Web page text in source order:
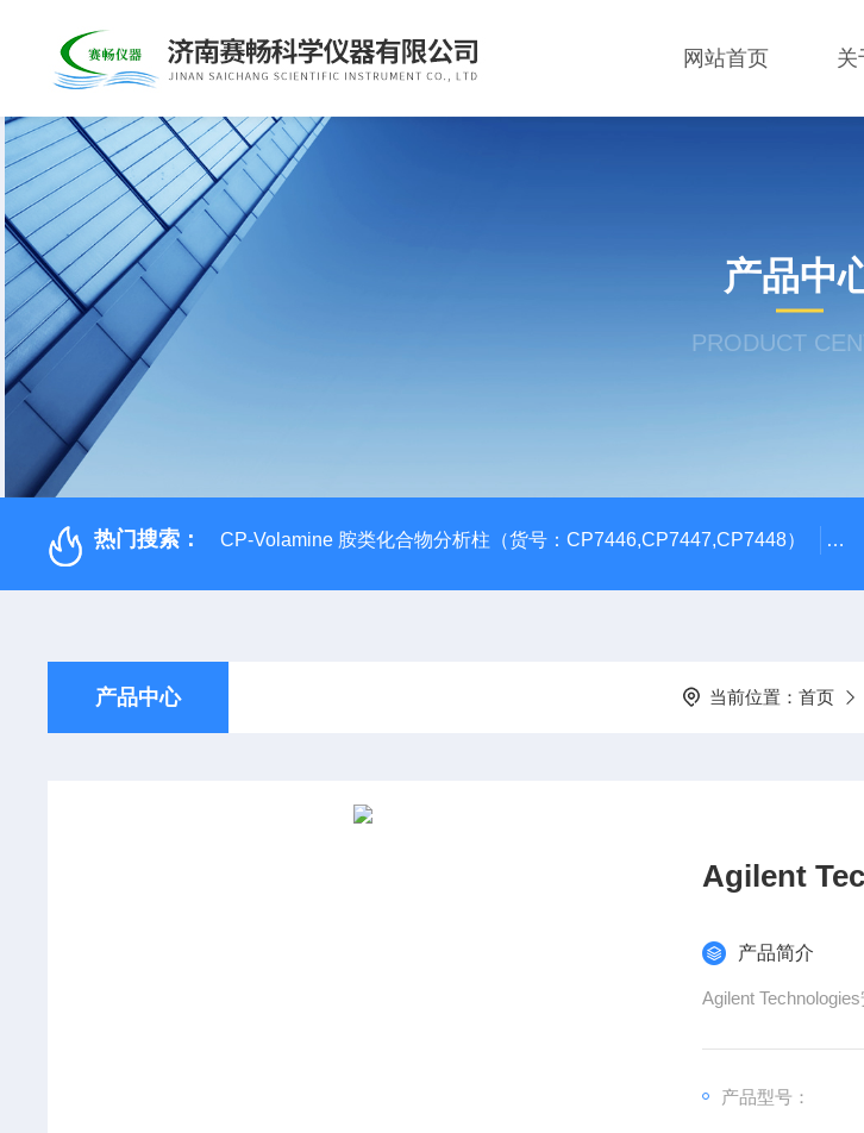
网站首页 关
产品中
PRODUCT
热门搜索： CP-Volamine 胺类化合物分析柱（货号：CP7446,CP7447,CP7448） 岛
产品中心 当前位置： 首页
Agilent
产品简介
Agilent
产品型号：